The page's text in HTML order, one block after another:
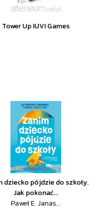
Tower Up IUVI Games
dziecko pójdzie do szkoły.
Jak pokonać...
Paweł E. Janas...